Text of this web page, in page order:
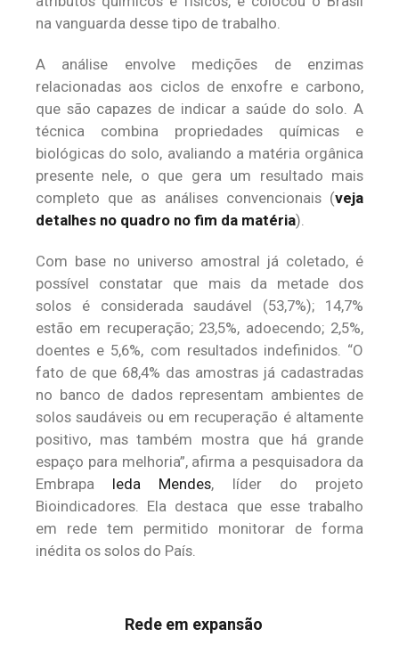
na vanguarda desse tipo de trabalho.
A análise envolve medições de enzimas
relacionadas aos ciclos de enxofre e carbono,
que são capazes de indicar a saúde do solo. A
técnica combina propriedades químicas e
biológicas do solo, avaliando a matéria orgânica
presente nele, o que gera um resultado mais
completo que as análises convencionais (veja
detalhes no quadro no fim da matéria).
Com base no universo amostral já coletado, é
possível constatar que mais da metade dos
solos é considerada saudável (53,7%); 14,7%
estão em recuperação; 23,5%, adoecendo; 2,5%,
doentes e 5,6%, com resultados indefinidos. “O
fato de que 68,4% das amostras já cadastradas
no banco de dados representam ambientes de
solos saudáveis ou em recuperação é altamente
positivo, mas também mostra que há grande
espaço para melhoria”, afirma a pesquisadora da
Embrapa Ieda Mendes, líder do projeto
Bioindicadores. Ela destaca que esse trabalho
em rede tem permitido monitorar de forma
inédita os solos do País.
Rede em expansão